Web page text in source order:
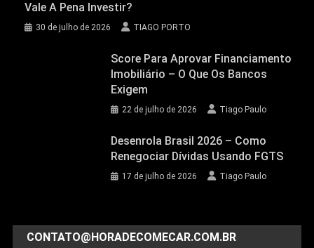
Vale A Pena Investir?
30 de julho de 2026 TIAGO PORTO
Score Para Aprovar Financiamento
Imobiliário – O Que Os Bancos
Exigem
22 de julho de 2026 Tiago Paulo
Desenrola Brasil 2026 – Como
Renegociar Dívidas Usando FGTS
17 de julho de 2026 Tiago Paulo
CONTATO@HORADECOMECAR.COM.BR